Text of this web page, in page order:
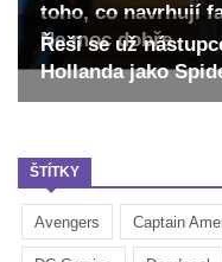
toho, co navrhují
Ne moc dobře
Řeší se už
Hollanda jako
ŠTÍTKY
Avengers Captain